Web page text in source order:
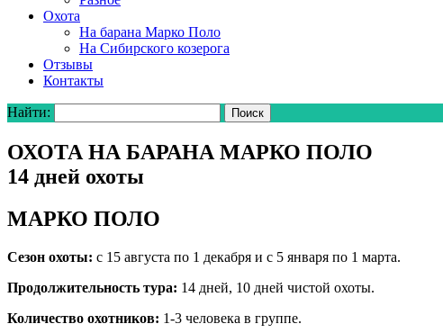
Охота
На барана Марко Поло
На Сибирского козерога
Отзывы
Контакты
Найти:
ОХОТА НА БАРАНА МАРКО ПОЛО
14 дней охоты
МАРКО ПОЛО
Сезон охоты: с 15 августа по 1 декабря и с 5 января по 1 марта.
Продолжительность тура: 14 дней, 10 дней чистой охоты.
Количество охотников: 1-3 человека в группе.